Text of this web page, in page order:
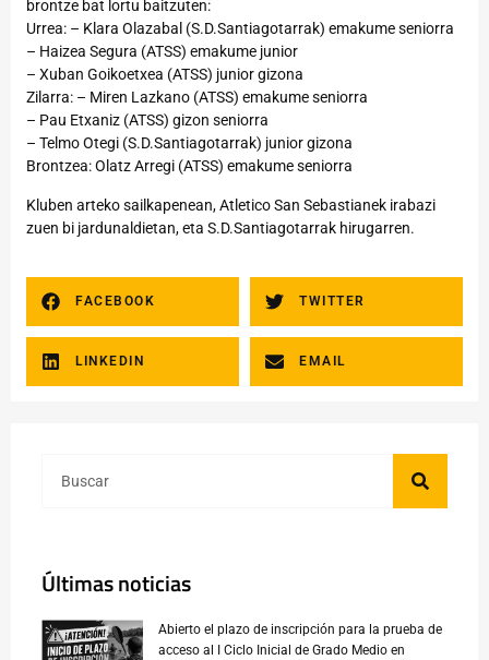
brontze bat lortu baitzuten:
Urrea: – Klara Olazabal (S.D.Santiagotarrak) emakume seniorra
– Haizea Segura (ATSS) emakume junior
– Xuban Goikoetxea (ATSS) junior gizona
Zilarra: – Miren Lazkano (ATSS) emakume seniorra
– Pau Etxaniz (ATSS) gizon seniorra
– Telmo Otegi (S.D.Santiagotarrak) junior gizona
Brontzea: Olatz Arregi (ATSS) emakume seniorra
Kluben arteko sailkapenean, Atletico San Sebastianek irabazi
zuen bi jardunaldietan, eta S.D.Santiagotarrak hirugarren.
FACEBOOK TWITTER
LINKEDIN EMAIL
Últimas noticias
Abierto el plazo de inscripción para la prueba de
acceso al I Ciclo Inicial de Grado Medio en